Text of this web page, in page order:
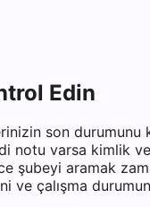
Edin
son
notu varsa kimlik
şubeyi aramak
çalışma